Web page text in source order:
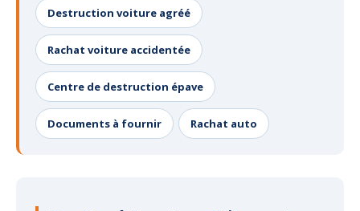
Destruction voiture agréé
Rachat voiture accidentée
Centre de destruction épave
Documents à fournir Rachat auto